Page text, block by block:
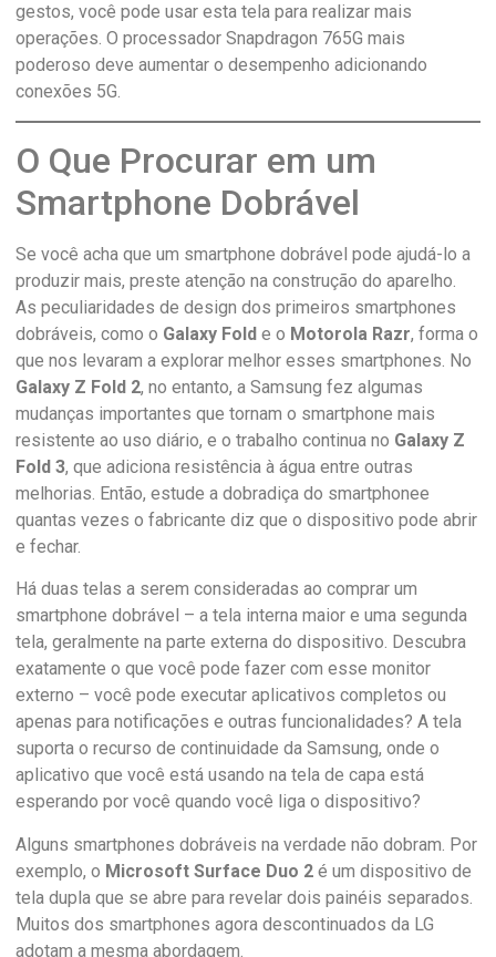
gestos, você pode usar esta tela para realizar mais
operações. O processador Snapdragon 765G mais
poderoso deve aumentar o desempenho adicionando
conexões 5G.
O Que Procurar em um
Smartphone Dobrável
Se você acha que um smartphone dobrável pode ajudá-lo a
produzir mais, preste atenção na construção do aparelho.
As peculiaridades de design dos primeiros smartphones
dobráveis, como o Galaxy Fold e o Motorola Razr, forma o
que nos levaram a explorar melhor esses smartphones. No
Galaxy Z Fold 2, no entanto, a Samsung fez algumas
mudanças importantes que tornam o smartphone mais
resistente ao uso diário, e o trabalho continua no Galaxy Z
Fold 3, que adiciona resistência à água entre outras
melhorias. Então, estude a dobradiça do smartphonee
quantas vezes o fabricante diz que o dispositivo pode abrir
e fechar.
Há duas telas a serem consideradas ao comprar um
smartphone dobrável – a tela interna maior e uma segunda
tela, geralmente na parte externa do dispositivo. Descubra
exatamente o que você pode fazer com esse monitor
externo – você pode executar aplicativos completos ou
apenas para notificações e outras funcionalidades? A tela
suporta o recurso de continuidade da Samsung, onde o
aplicativo que você está usando na tela de capa está
esperando por você quando você liga o dispositivo?
Alguns smartphones dobráveis ​​na verdade não dobram. Por
exemplo, o Microsoft Surface Duo 2 é um dispositivo de
tela dupla que se abre para revelar dois painéis separados.
Muitos dos smartphones agora descontinuados da LG
adotam a mesma abordagem.